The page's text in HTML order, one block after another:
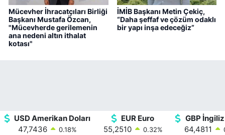
Mücevher İhracatçıları Birliği
Başkanı Mustafa Özcan,
"Mücevherde gerilemenin
ana nedeni altın ithalat
kotası"
İMİB Başkanı Metin Çekiç,
“Daha şeffaf ve çözüm odaklı
bir yapı inşa edeceğiz”
USD Amerikan Doları
47,7436
0.18%
EUR Euro
55,2510
0.32%
GBP
64,4811